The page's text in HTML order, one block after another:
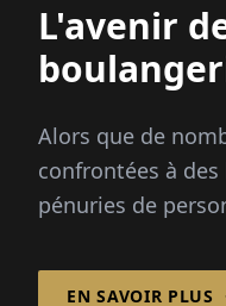
L'avenir
Alors que de
confrontées à
pénuries de
délibérée et avec
EN SAVOIR PLUS